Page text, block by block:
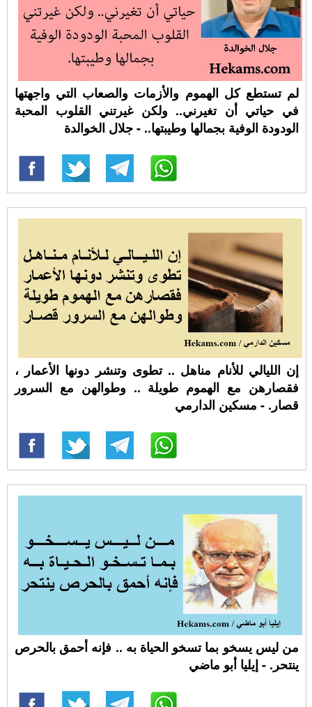
لم تستطع كل الهموم والأزمات والصعاب التي واجهتها
في حياتي أن تغيرني.. ولكن غيرتني القلوب المحبة
الودودة الوفية بجمالها وطيبتها.. - جلال الخوالدة
إن الليالي للأنام مناهل .. تطوى وتنشر دونها الأعمار ،
فقصارهن مع الهموم طويلة .. وطوالهن مع السرور
قصار. - مسكين الدارمي
من ليس يسخو بما تسخو الحياة به .. فإنه أحمق بالحرص
ينتحر. - إيليا أبو ماضي